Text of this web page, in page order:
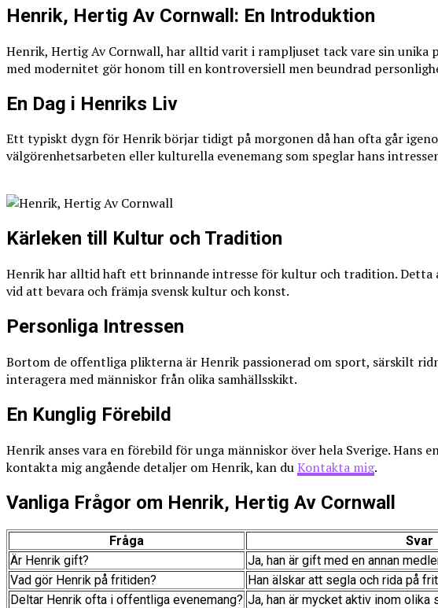
Henrik, Hertig Av Cornwall: En Introduktion
Henrik, Hertig Av Cornwall, har alltid varit i rampljuset tack vare sin
med modernitet gör honom till en kontroversiell men beundrad
En Dag i Henriks Liv
Ett typiskt dygn för Henrik börjar tidigt på morgonen då han ofta går
välgörenhetsarbeten eller kulturella evenemang som speglar hans
Kärleken till Kultur och Tradition
Henrik har alltid haft ett brinnande intresse för kultur och tradition. Detta
vid att bevara och främja svensk kultur och konst.
Personliga Intressen
Bortom de offentliga plikterna är Henrik passionerad om sport, särskilt
interagera med människor från olika samhällsskikt.
En Kunglig Förebild
Henrik anses vara en förebild för unga människor över hela Sverige.
kontakta mig angående detaljer om Henrik, kan duKontakta mig.
Vanliga Frågor om Henrik, Hertig Av Cornwall
Fråga
Svar
Är Henrik gift?
Ja, han är gift med en annan
Vad gör Henrik på fritiden?
Han älskar att segla och rida på
Deltar Henrik ofta i offentliga evenemang? Ja, han är mycket aktiv inom olika